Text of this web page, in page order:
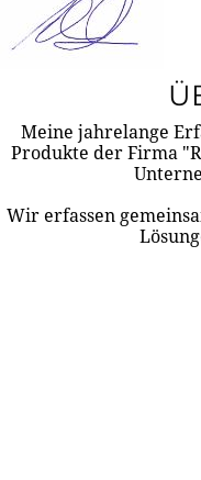
Meine jahrelange
Produkte der Firma
Wir erfassen